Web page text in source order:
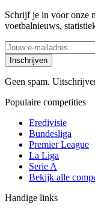
Schrijf je in voor onze
voetbalnieuws,
Inschrijven
Geen spam.
Populaire competities
Eredivisie
Bundesliga
Premier League
La Liga
Serie A
Bekijk alle
Handige links